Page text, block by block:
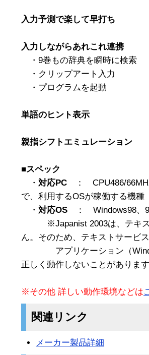
入力予測で楽して早打ち
入力しながらあれこれ連携
・9巻もの辞典を瞬時に検索
・クリップアート入力
・プログラムを起動
単語のヒント表示
親指シフトエミュレーション
■スペック
・ 対応PC ： CPU486/
で、利用するOSが稼働する機種
・ 対応OS ： Windows98、
※Japanist 2003は、テキス
ん。そのため、テキストサービ
アプリケーション（
正しく動作しないことがありま
※その他 詳しい動作環境などは
関連リンク
メーカー製品詳細